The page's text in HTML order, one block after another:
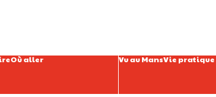
Où aller Vu au MansVie pratique